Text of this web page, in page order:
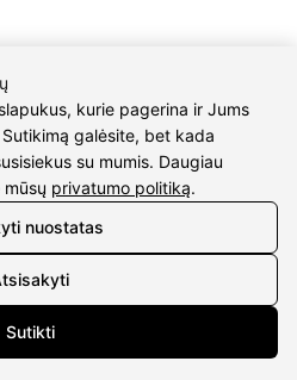
kurie pagerina ir Jums
galėsite, bet kada
su mumis. Daugiau
privatumo politiką.
nuostatas
Sutikti